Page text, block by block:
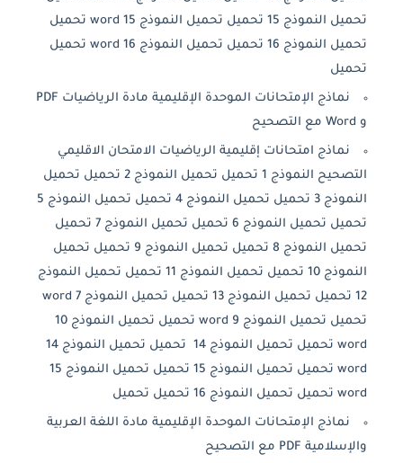
تحميل النموذج 15 تحميل تحميل النموذج 15 word تحميل
تحميل النموذج 16 تحميل تحميل النموذج 16 word تحميل
تحميل
نماذج الإمتحانات الموحدة الإقليمية مادة الرياضيات PDF
و Word مع التصحيح
نماذج امتحانات إقليمية الرياضيات الامتحان الاقليمي
التصحيح النموذج 1 تحميل تحميل النموذج 2 تحميل تحميل
النموذج 3 تحميل تحميل النموذج 4 تحميل تحميل النموذج 5
تحميل تحميل النموذج 6 تحميل تحميل النموذج 7 تحميل
تحميل النموذج 8 تحميل تحميل النموذج 9 تحميل تحميل
النموذج 10 تحميل تحميل النموذج 11 تحميل تحميل النموذج
12 تحميل تحميل النموذج 13 تحميل تحميل النموذج 7 word
تحميل تحميل النموذج 9 word تحميل تحميل النموذج 10
word تحميل تحميل النموذج 14 تحميل تحميل النموذج 14
word تحميل تحميل النموذج 15 تحميل تحميل النموذج 15
word تحميل تحميل النموذج 16 تحميل تحميل
نماذج الإمتحانات الموحدة الإقليمية مادة اللغة العربية
والإسلامية PDF مع التصحيح